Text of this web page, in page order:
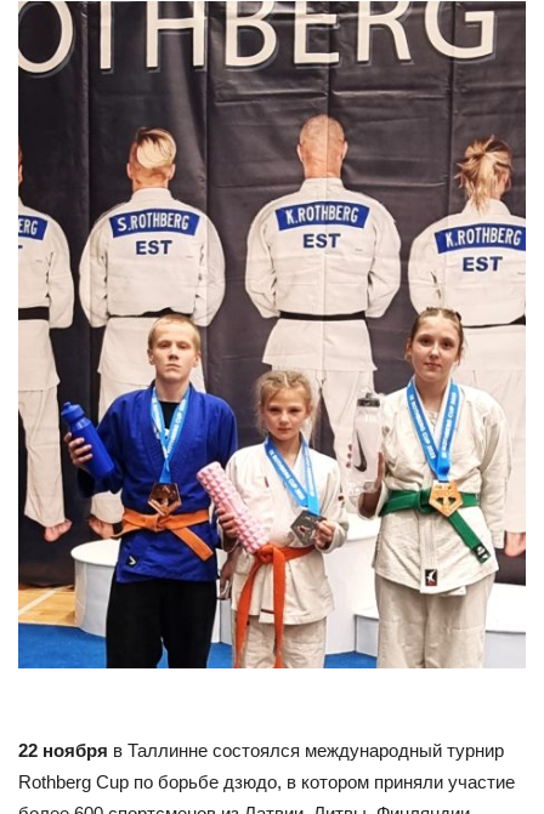
22 ноября в Таллинне состоялся международный турнир
Rothberg Cup по борьбе дзюдо, в котором приняли участие